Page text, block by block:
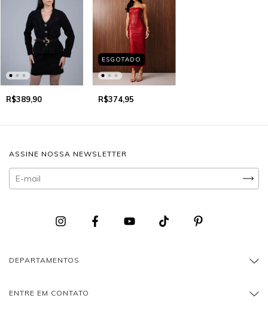
R$389,90
ESGOTADO
R$374,95
ASSINE NOSSA NEWSLETTER
DEPARTAMENTOS
ENTRE EM CONTATO